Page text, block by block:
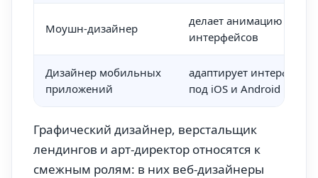
Моушн-дизайнер
делает анимацию
интерфейсов
Дизайнер мобильных
приложений
адаптирует интерфейс
под iOS и Android
Графический дизайнер, верстальщик
лендингов и арт-директор относятся к
смежным ролям: в них веб-дизайнеры